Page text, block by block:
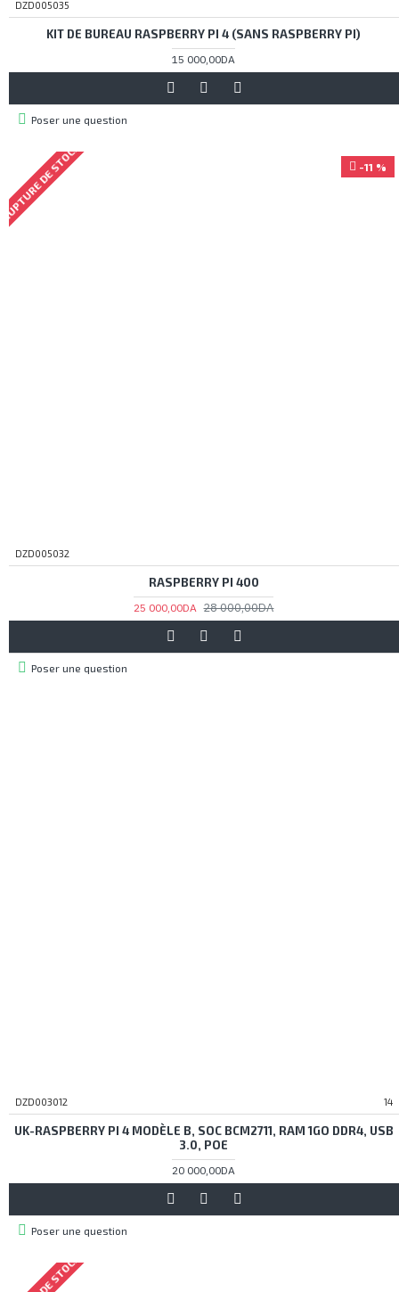
DZD005035
KIT DE BUREAU RASPBERRY PI 4 (SANS RASPBERRY PI)
15 000,00DA
Poser une question
-11 %
DE STOCK
DZD005032
RASPBERRY PI 400
25 000,00DA 28 000,00DA
Poser une question
DZD003012 14
UK-RASPBERRY PI 4 MODÈLE B, SOC BCM2711, RAM 1GO DDR4, USB
3.0, POE
20 000,00DA
Poser une question